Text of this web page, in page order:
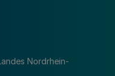
Nordrhein-